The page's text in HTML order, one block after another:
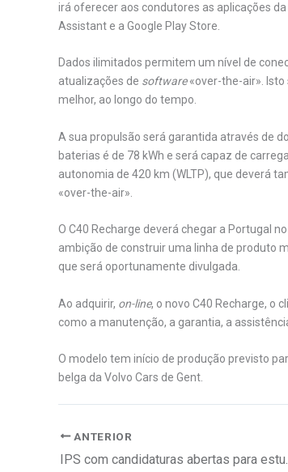
irá oferecer aos condutores as aplicações
Assistant e a Google Play Store.
Dados ilimitados permitem um nível de
atualizações de software«over-the-air». Isto
melhor, ao longo do tempo.
A sua propulsão será garantida através de
baterias é de 78 kWh e será capaz de
autonomia de 420 km (WLTP), que deverá
«over-the-air».
O C40 Recharge deverá chegar a Portugal
ambição de construir uma linha de produto
que será oportunamente divulgada.
Ao adquirir, on-line, o novo C40 Recharge, o
como a manutenção, a garantia, a
O modelo tem início de produção previsto
belga da Volvo Cars de Gent.
ANTERIOR